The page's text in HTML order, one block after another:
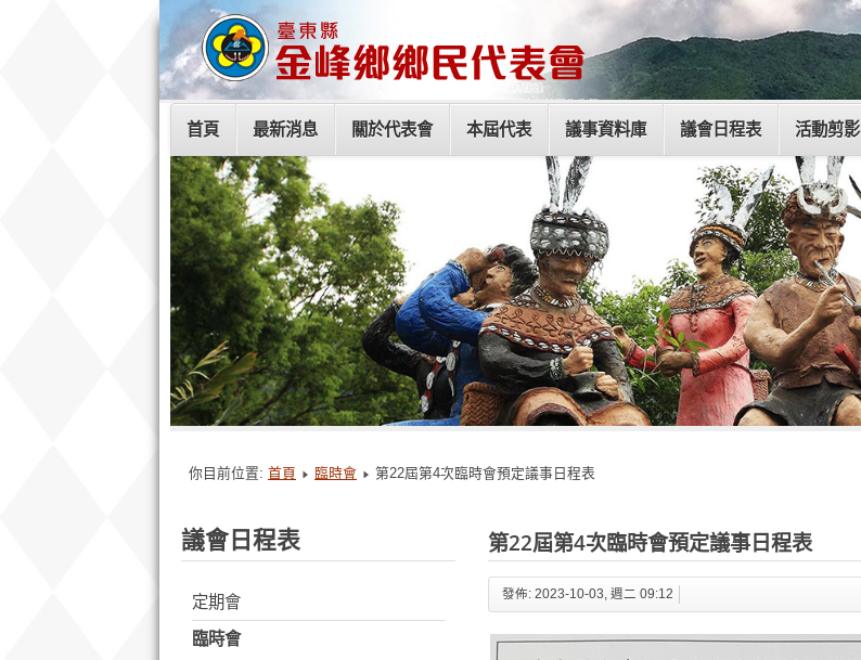
首頁 最新消息 關於代表會 本屆代表 議事資料庫 議會日程表 活動剪影
你目前位置: 首頁 臨時會 第22屆第4次臨時會預定議事日程表
議會日程表
定期會
臨時會
第22屆第4次臨時會預定議事日程表
發佈: 2023-10-03, 週二 09:12